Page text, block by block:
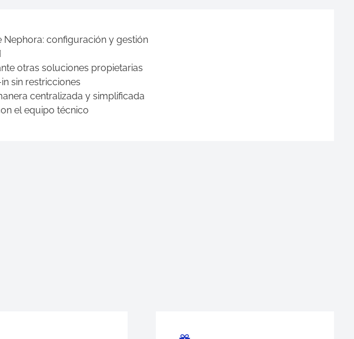
Nephora: configuración y gestión
otras soluciones propietarias
sin restricciones
centralizada y simplificada
el equipo técnico